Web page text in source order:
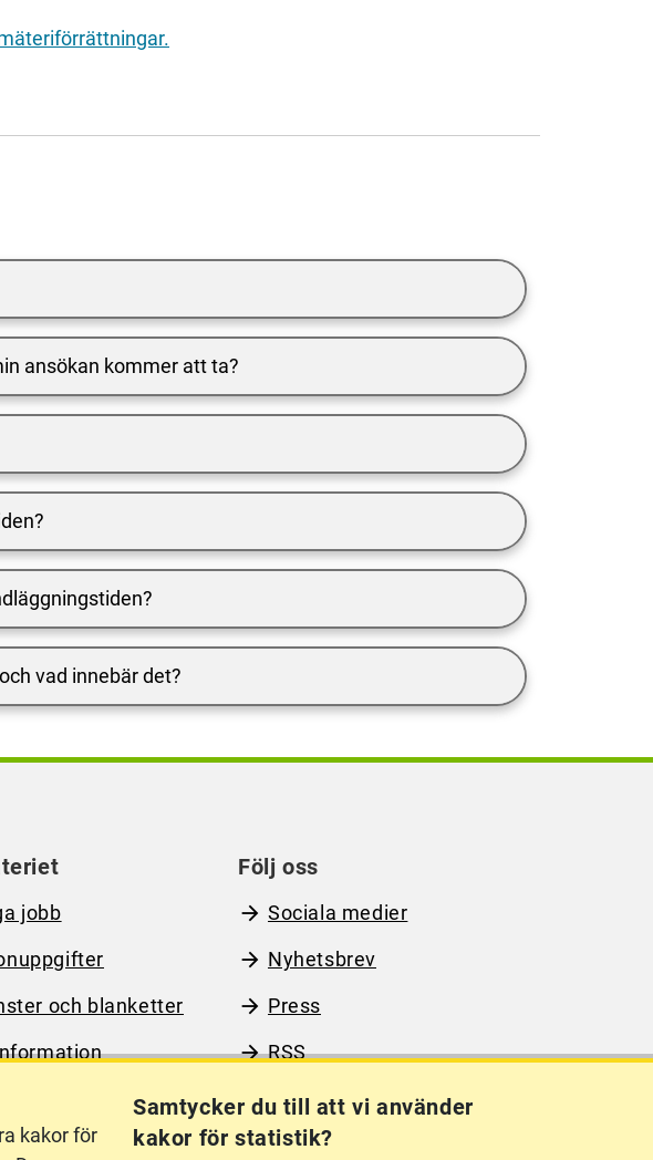
ansökan kommer att ta?
vad innebär det?
kakor för
Samtycker du till att vi använder
kakor för statistik?
jobb
och blanketter
Följ oss
Sociala medier
Nyhetsbrev
Press
RSS
languages Kakor (cookies)